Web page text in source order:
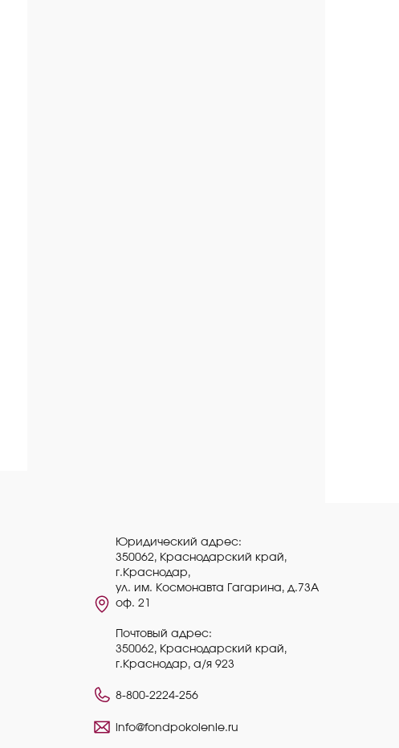
Юридический адрес:
350062, Краснодарский край,
г.Краснодар,
ул. им. Космонавта Гагарина, д.73А
оф. 21
Почтовый адрес:
350062, Краснодарский край,
г.Краснодар, а/я 923
8-800-2224-256
info@fondpokolenie.ru